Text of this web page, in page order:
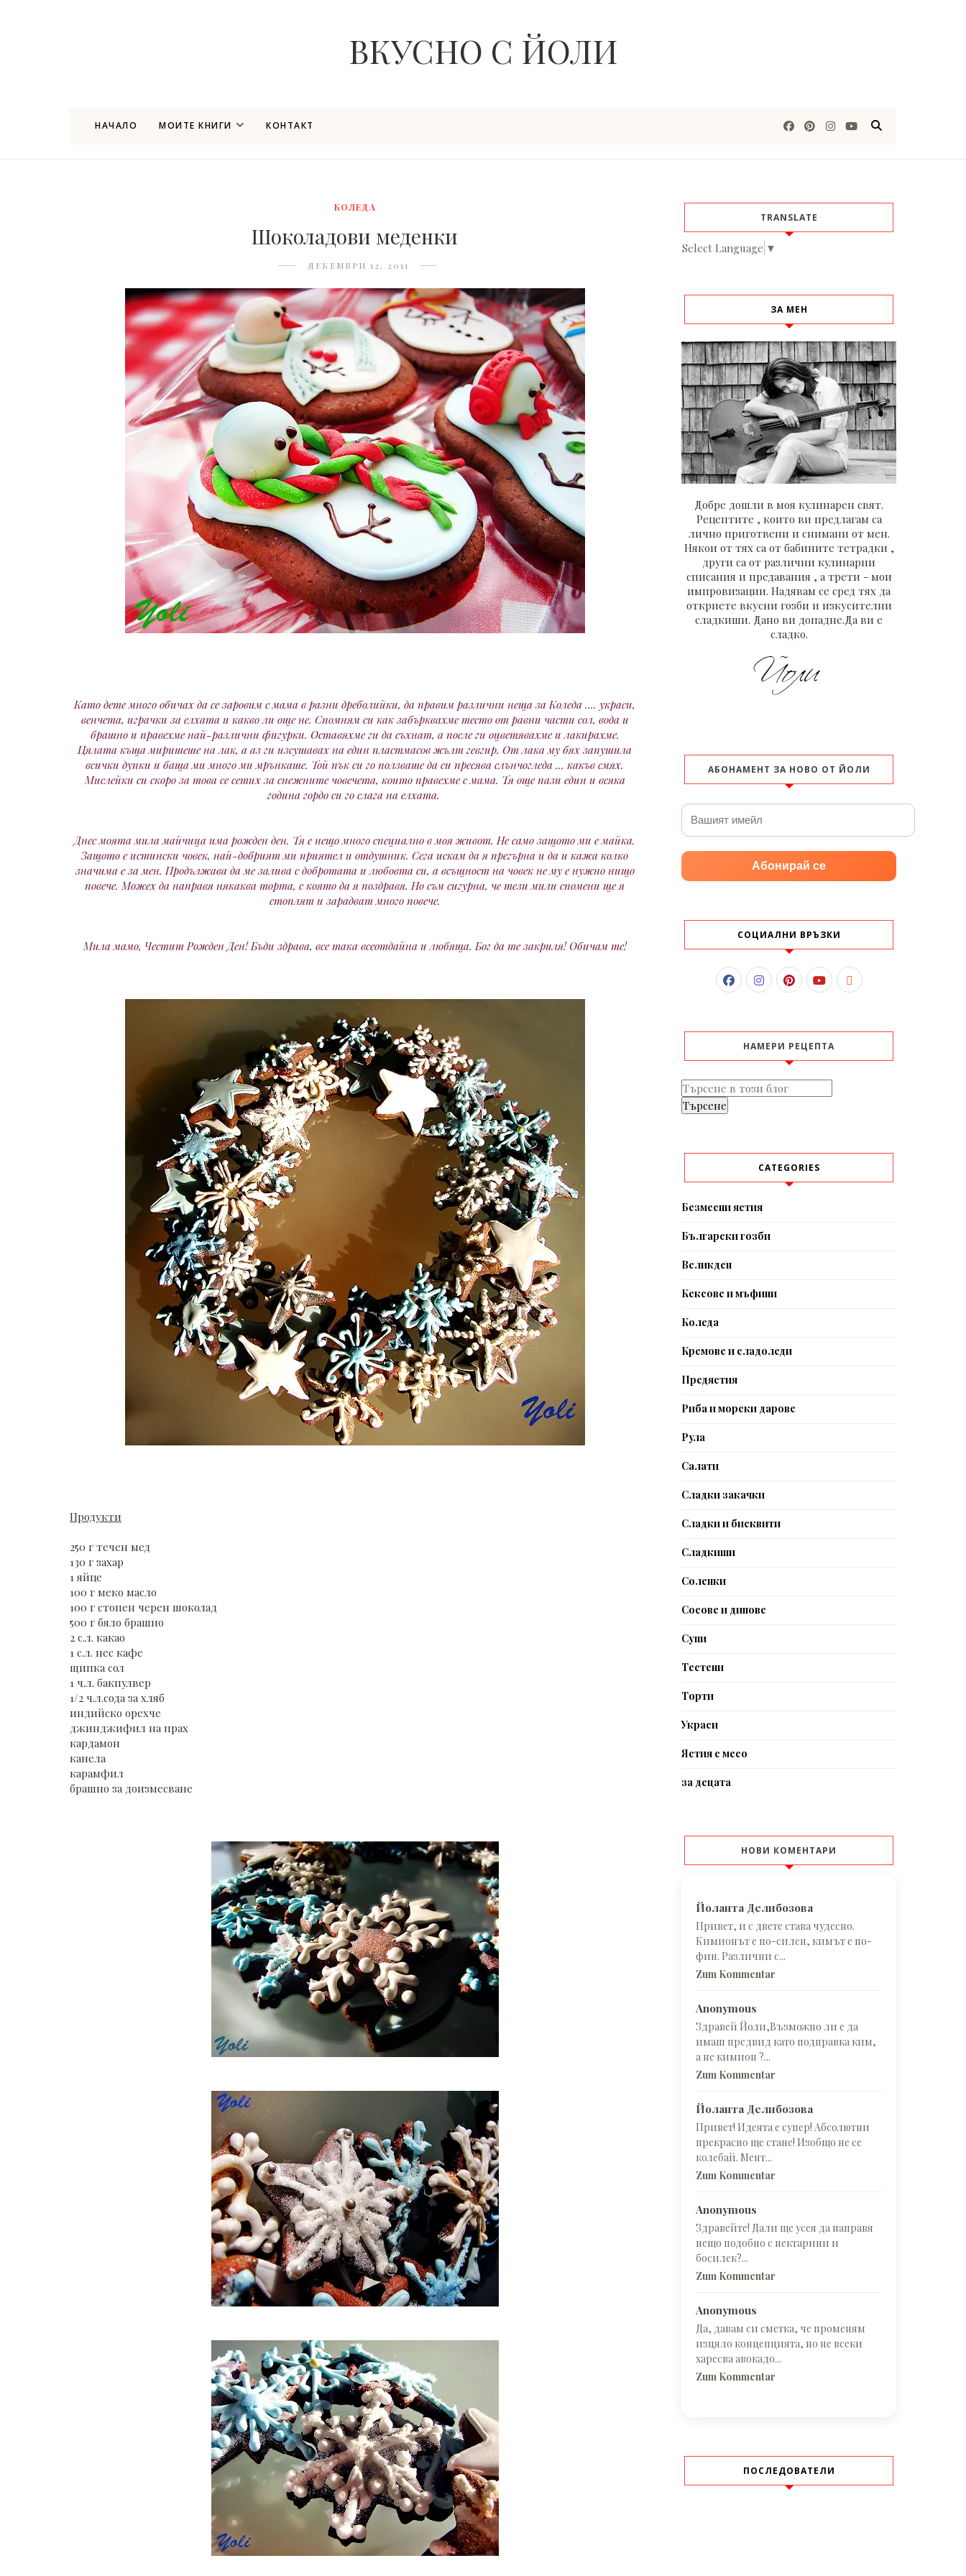
ВКУСНО С ЙОЛИ
НАЧАЛО МОИТЕ КНИГИ КОНТАКТ
КОЛЕДА
Шоколадови меденки
ДЕКЕМВРИ 12, 2011
Като дете много обичах да се заровим с мама в разни дреболийки, да правим различни неща за Коледа .... украси,
венчета, играчки за елхата и какво ли още не. Спомням си как забърквахме тесто от равни части сол, вода и
брашно и правехме най-различни фигурки. Оставяхме ги да съхнат, а после ги оцветявахме и лакирахме.
Цялата къща миришеше на лак, а аз ги изсушавах на един пластмасов жълт гевгир. От лака му бях запушила
всички дупки и баща ми много ми мрънкаше. Той пък си го ползваше да си пресява слънчогледа ... какъв смях.
Мислейки си скоро за това се сетих за снежните човечета, които правехме с мама. Тя още пази един и всяка
година гордо си го слага на елхата.
Днес моята мила майчица има рожден ден. Тя е нещо много специално в моя живот. Не само защото ми е майка.
Защото е истински човек, най-добрият ми приятел и отдушник. Сега искам да я прегърна и да и кажа колко
значима е за мен. Продължава да ме залива с добротата и любовта си, а всъщност на човек не му е нужно нищо
повече. Можех да направя някаква торта, с която да я поздравя. Но съм сигурна, че тези мили спомени ще я
стоплят и зарадват много повече.
Мила мамо, Честит Рожден Ден! Бъди здрава, все така всеотдайна и любяща. Бог да те закриля! Обичам те!
Продукти
250 г течен мед
130 г захар
1 яйце
100 г меко масло
100 г стопен черен шоколад
500 г бяло брашно
2 с.л. какао
1 с.л. нес кафе
щипка сол
1 ч.л. бакпулвер
1/2 ч.л.сода за хляб
индийско орехче
джинджифил на прах
кардамон
канела
карамфил
брашно за доизмесване
TRANSLATE
Select Language ▼
ЗА МЕН
Добре дошли в моя кулинарен свят.
Рецептите , които ви предлагам са
лично приготвени и снимани от мен.
Някои от тях са от бабините тетрадки ,
други са от различни кулинарни
списания и предавания , а трети - мои
импровизации. Надявам се сред тях да
откриете вкусни гозби и изкусителни
сладкиши. Дано ви допадне.Да ви е
сладко.
АБОНАМЕНТ ЗА НОВО ОТ ЙОЛИ
Абонирай се
СОЦИАЛНИ ВРЪЗКИ
НАМЕРИ РЕЦЕПТА
CATEGORIES
Безмесни ястия
Български гозби
Великден
Кексове и мъфини
Коледа
Кремове и сладоледи
Предястия
Риба и морски дарове
Рула
Салати
Сладки закачки
Сладки и бисквити
Сладкиши
Соленки
Сосове и дипове
Супи
Тестени
Торти
Украси
Ястия с месо
за децата
НОВИ КОМЕНТАРИ
Йоланта Делибозова
Привет, и с двете става чудесно.
Кимионът е по-силен, кимът е по-
фин. Различни с...
Zum Kommentar
Anonymous
Здравей Йоли,Възможно ли е да
имаш предвид като подправка ким,
а не кимион ?...
Zum Kommentar
Йоланта Делибозова
Привет! Идеята е супер! Абсолютни
прекрасно ще стане! Изобщо не се
колебай. Мент...
Zum Kommentar
Anonymous
Здравейте! Дали ще усея да направя
нещо подобно с нектарини и
босилек?...
Zum Kommentar
Anonymous
Да, давам си сметка, че променям
изцяло концепцията, но не всеки
харесва авокадо...
Zum Kommentar
ПОСЛЕДОВАТЕЛИ